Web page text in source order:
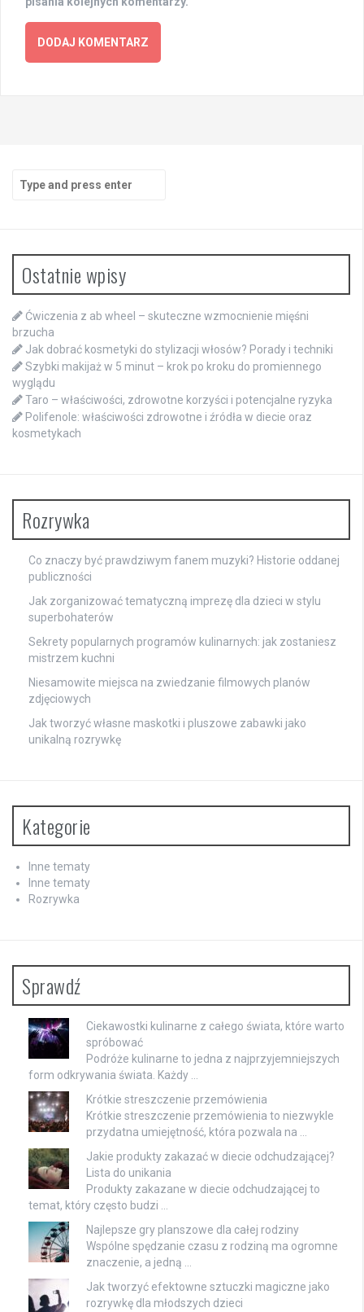
Search
for:
Ostatnie wpisy
Ćwiczenia z ab wheel – skuteczne wzmocnienie mięśni
brzucha
Jak dobrać kosmetyki do stylizacji włosów? Porady i techniki
Szybki makijaż w 5 minut – krok po kroku do promiennego
wyglądu
Taro – właściwości, zdrowotne korzyści i potencjalne ryzyka
Polifenole: właściwości zdrowotne i źródła w diecie oraz
kosmetykach
Rozrywka
Co znaczy być prawdziwym fanem muzyki? Historie oddanej
publiczności
Jak zorganizować tematyczną imprezę dla dzieci w stylu
superbohaterów
Sekrety popularnych programów kulinarnych: jak zostaniesz
mistrzem kuchni
Niesamowite miejsca na zwiedzanie filmowych planów
zdjęciowych
Jak tworzyć własne maskotki i pluszowe zabawki jako
unikalną rozrywkę
Kategorie
Inne tematy
Inne tematy
Rozrywka
Sprawdź
Ciekawostki kulinarne z całego świata, które warto
spróbować
Podróże kulinarne to jedna z najprzyjemniejszych
form odkrywania świata. Każdy …
Krótkie streszczenie przemówienia
Krótkie streszczenie przemówienia to niezwykle
przydatna umiejętność, która pozwala na …
Jakie produkty zakazać w diecie odchudzającej?
Lista do unikania
Produkty zakazane w diecie odchudzającej to
temat, który często budzi …
Najlepsze gry planszowe dla całej rodziny
Wspólne spędzanie czasu z rodziną ma ogromne
znaczenie, a jedną …
Jak tworzyć efektowne sztuczki magiczne jako
rozrywkę dla młodszych dzieci